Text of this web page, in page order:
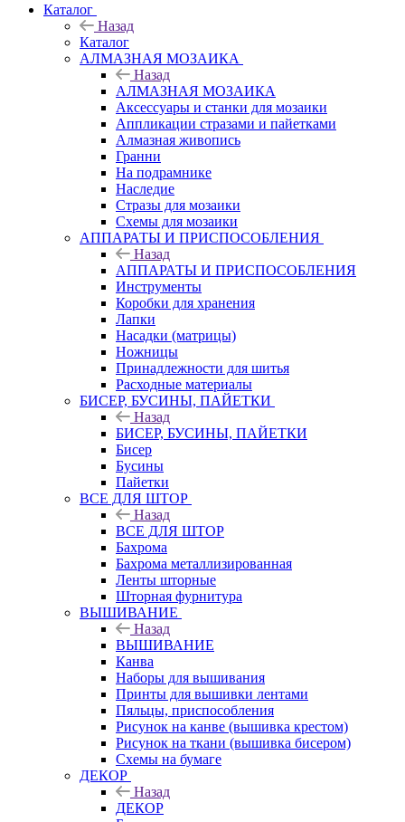
Каталог
Назад
Каталог
АЛМАЗНАЯ МОЗАИКА
Назад
АЛМАЗНАЯ МОЗАИКА
Аксессуары и станки для мозаики
Аппликации стразами и пайетками
Алмазная живопись
Гранни
На подрамнике
Наследие
Стразы для мозаики
Схемы для мозаики
АППАРАТЫ И ПРИСПОСОБЛЕНИЯ
Назад
АППАРАТЫ И ПРИСПОСОБЛЕНИЯ
Инструменты
Коробки для хранения
Лапки
Насадки (матрицы)
Ножницы
Принадлежности для шитья
Расходные материалы
БИСЕР, БУСИНЫ, ПАЙЕТКИ
Назад
БИСЕР, БУСИНЫ, ПАЙЕТКИ
Бисер
Бусины
Пайетки
ВСЕ ДЛЯ ШТОР
Назад
ВСЕ ДЛЯ ШТОР
Бахрома
Бахрома металлизированная
Ленты шторные
Шторная фурнитура
ВЫШИВАНИЕ
Назад
ВЫШИВАНИЕ
Канва
Наборы для вышивания
Принты для вышивки лентами
Пяльцы, приспособления
Рисунок на канве (вышивка крестом)
Рисунок на ткани (вышивка бисером)
Схемы на бумаге
ДЕКОР
Назад
ДЕКОР